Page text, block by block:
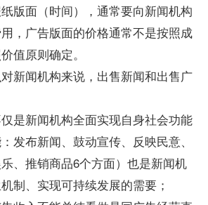
面（时间），通常要向新闻机构
，广告版面的价格通常不是按照成
值原则确定。
闻机构来说，出售新闻和出售广
新闻机构全面实现自身社会功能
发布新闻、鼓动宣传、反映民意、
、推销商品6个方面）也是新闻机
制、实现可持续发展的需要；